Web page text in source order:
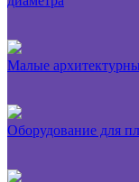
Малые
Оборудование для